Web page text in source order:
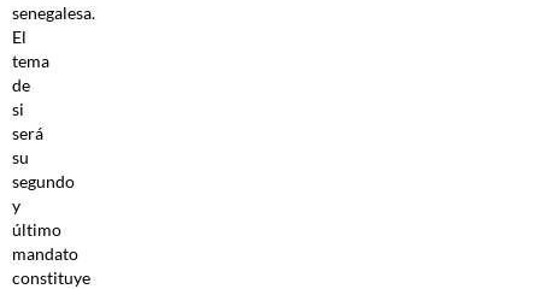
senegalesa.
El
tema
de
si
será
su
segundo
y
último
mandato
constituye